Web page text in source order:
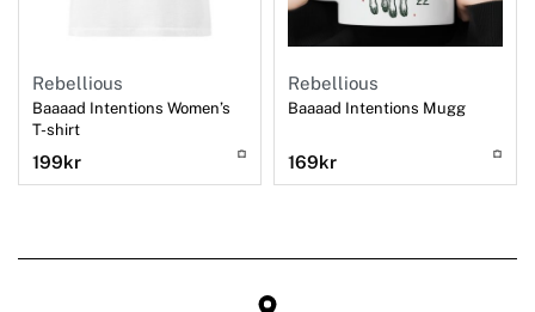
Rebellious
Baaaad Intentions Women’s
T-shirt
199kr
Rebellious
Baaaad Intentions Mugg
169kr